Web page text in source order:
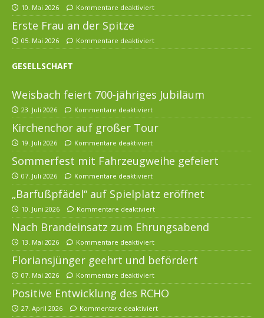
10. Mai 2026 Kommentare deaktiviert
Erste Frau an der Spitze
05. Mai 2026 Kommentare deaktiviert
GESELLSCHAFT
Weisbach feiert 700-jähriges Jubiläum
23. Juli 2026 Kommentare deaktiviert
Kirchenchor auf großer Tour
19. Juli 2026 Kommentare deaktiviert
Sommerfest mit Fahrzeugweihe gefeiert
07. Juli 2026 Kommentare deaktiviert
„Barfußpfädel“ auf Spielplatz eröffnet
10. Juni 2026 Kommentare deaktiviert
Nach Brandeinsatz zum Ehrungsabend
13. Mai 2026 Kommentare deaktiviert
Floriansjünger geehrt und befördert
07. Mai 2026 Kommentare deaktiviert
Positive Entwicklung des RCHO
27. April 2026 Kommentare deaktiviert